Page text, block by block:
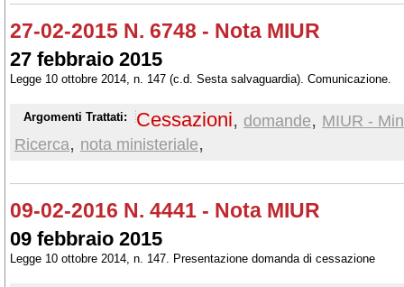
27-02-2015 N. 6748 - Nota MIUR
27 febbraio 2015
Legge 10 ottobre 2014, n. 147 (c.d. Sesta salvaguardia). Comunicazione.
Argomenti Trattati: Cessazioni, domande, MIUR -
Ricerca, nota ministeriale,
09-02-2016 N. 4441 - Nota MIUR
09 febbraio 2015
Legge 10 ottobre 2014, n. 147. Presentazione domanda di cessazione